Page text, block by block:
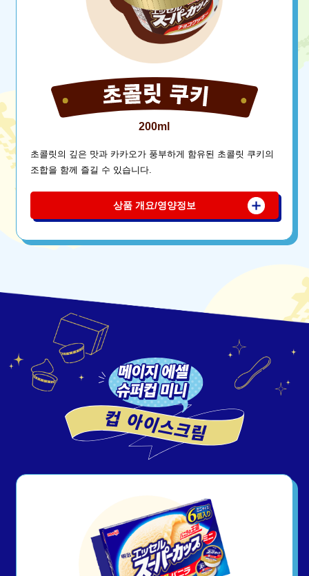
200ml
초콜릿의 깊은 맛과 카카오가 풍부하게 함유된 초콜릿 쿠키의
조합을 함께 즐길 수 있습니다.
상품 개요/영양정보